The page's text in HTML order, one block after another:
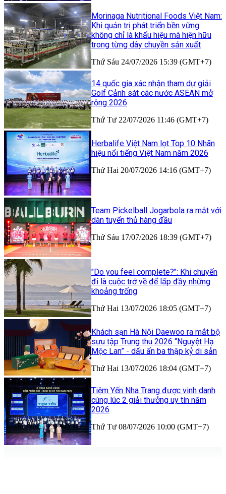
Morinaga Nutritional Foods Việt Nam:
Khi quản trị phát triển bền vững
không chỉ là khẩu hiệu mà hiện hữu
trong từng dây chuyền sản xuất
Thứ Sáu 24/07/2026 15:39 (GMT+7)
14 quốc gia xác nhận tham dự giải
Golf Cảnh sát các nước ASEAN mở
rộng 2026
Thứ Tư 22/07/2026 11:46 (GMT+7)
Herbalife Việt Nam lọt Top 10 Nhãn
hiệu nổi tiếng Việt Nam năm 2026
Thứ Hai 20/07/2026 14:16 (GMT+7)
Team Pickelball Jogarbola ra mắt với
dàn tuyển thủ hàng đầu
Thứ Sáu 17/07/2026 18:39 (GMT+7)
"Do you feel complete?": Khi chuyến
đi là cuộc trở về để lấp đầy những
khoảng trống
Thứ Hai 13/07/2026 18:05 (GMT+7)
Khách sạn Hà Nội Daewoo ra mắt bộ
sưu tập Trung thu 2026 “Nguyệt Hạ
Mộc Lan” - dấu ấn ba thập kỷ di sản
Thứ Hai 13/07/2026 18:04 (GMT+7)
Tiệm Yến Nha Trang được vinh danh
cùng lúc 2 giải thưởng uy tín năm
2026
Thứ Tư 08/07/2026 10:00 (GMT+7)